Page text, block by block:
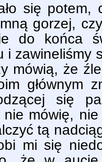
się potem,
gorzej,
do końca
i zawineliśmy
mówią, że
głównym
się
mówię,
tą
mi się